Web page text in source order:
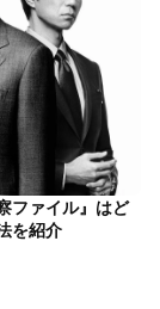
ファイル』はど
を紹介